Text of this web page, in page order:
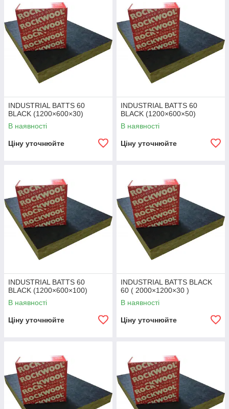
INDUSTRIAL BATTS 60
BLACK (1200×600×30)
В наявності
Ціну уточнюйте
INDUSTRIAL BATTS 60
BLACK (1200×600×50)
В наявності
Ціну уточнюйте
INDUSTRIAL BATTS 60
BLACK (1200×600×100)
В наявності
Ціну уточнюйте
INDUSTRIAL BATTS BLACK
60 ( 2000×1200×30 )
В наявності
Ціну уточнюйте